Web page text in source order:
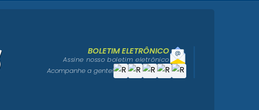
BOLETIM ELETRÔNICO
Assine nosso boletim eletrônico
Acompanhe a gente!